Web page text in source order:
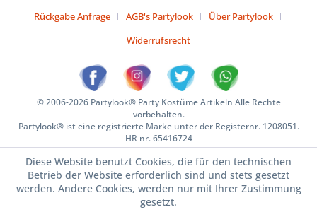
Rückgabe Anfrage
AGB's Partylook
Über Partylook
Widerrufsrecht
© 2006-2026 Partylook® Party Kostüme Artikeln Alle Rechte
vorbehalten.
Partylook® ist eine registrierte Marke unter der Registernr. 1208051.
HR nr. 65416724
Diese Website benutzt Cookies, die für den technischen
Betrieb der Website erforderlich sind und stets gesetzt
werden. Andere Cookies, werden nur mit Ihrer Zustimmung
gesetzt.